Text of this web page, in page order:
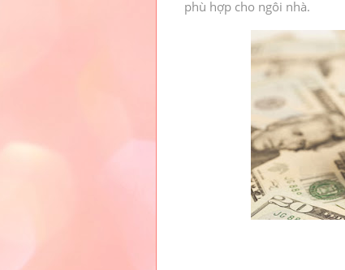
phù hợp cho ngôi nhà.